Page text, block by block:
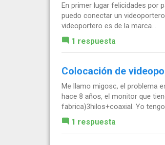
En primer lugar felicidades por
puedo conectar un
videoportero es de la marca...
1 respuesta
Colocación de
Me llamo migosc, el problema
hace 8 años, el monitor que
fabrica)3hilos+coaxial. Yo
1 respuesta